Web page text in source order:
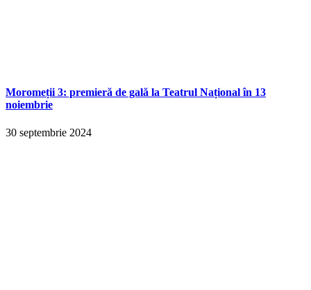
Moromeții 3: premieră de gală la Teatrul Național în 13
noiembrie
30 septembrie 2024